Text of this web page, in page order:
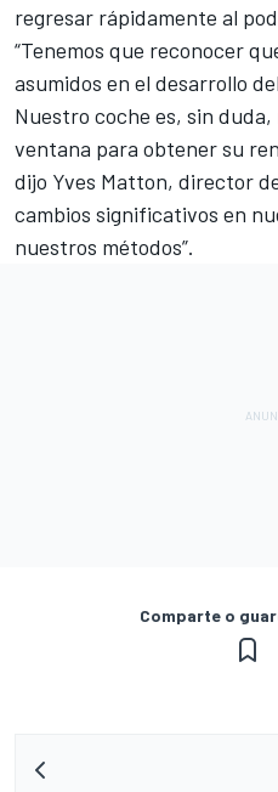
regresar rápidamente al
“Tenemos que reconocer
asumidos en el desarrollo
Nuestro coche es, sin
ventana para obtener su
dijo Yves Matton, director
cambios significativos en
nuestros métodos”.
Comparte o